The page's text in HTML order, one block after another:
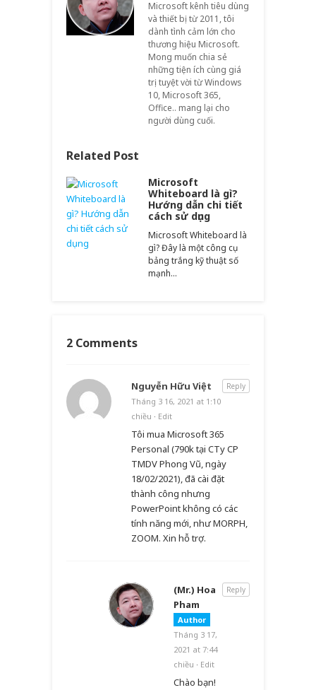
Microsoft kênh tiêu dùng
và thiết bị từ 2011, tôi
dành tình cảm lớn cho
thương hiệu Microsoft.
Mong muốn chia sẻ
những tiện ích cùng giá
trị tuyệt vời từ Windows
10, Microsoft 365,
Office.. mang lại cho
người dùng cuối.
Related Post
Microsoft
Whiteboard là gì?
Hướng dẫn chi tiết
cách sử dụng
Microsoft Whiteboard là
gì? Đây là một công cụ
bảng trắng kỹ thuật số
mạnh…
2 Comments
Nguyễn Hữu Việt
Tháng 3 16, 2021 at 1:10
chiều · Edit
Tôi mua Microsoft 365
Personal (790k tại CTy CP
TMDV Phong Vũ, ngày
18/02/2021), đã cài đặt
thành công nhưng
PowerPoint không có các
tính năng mới, như MORPH,
ZOOM. Xin hỗ trợ.
Reply
(Mr.) Hoa
Pham
Author
Tháng 3 17,
2021 at 7:44
chiều · Edit
Chào bạn!
Reply